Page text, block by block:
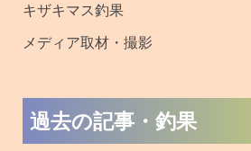
キザキマス釣果
メディア取材・撮影
過去の記事・釣果